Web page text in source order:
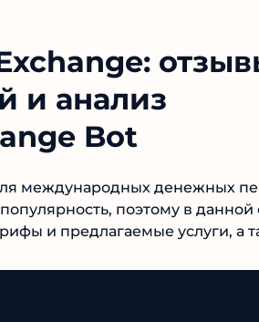
и анализ
Bot
международных денежных
поэтому в данной
и предлагаемые услуги, а